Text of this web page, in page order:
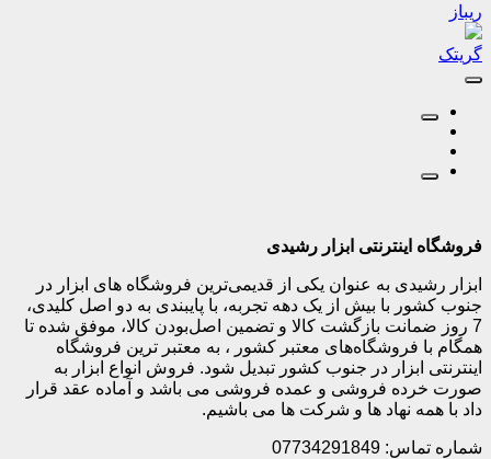
ریباز
گریتک
فروشگاه اینترنتی ابزار رشیدی
ابزار رشیدی به عنوان یکی از قدیمی‌ترین فروشگاه های ابزار در
جنوب کشور با بیش از یک دهه تجربه، با پایبندی به دو اصل کلیدی،
7 روز ضمانت بازگشت کالا و تضمین اصل‌بودن کالا، موفق شده تا
همگام با فروشگاه‌های معتبر کشور ، به معتبر ترین فروشگاه
اینترنتی ابزار در جنوب کشور تبدیل شود. فروش انواع ابزار به
صورت خرده فروشی و عمده فروشی می باشد و آماده عقد قرار
داد با همه نهاد ها و شرکت ها می باشیم.
شماره تماس: 07734291849